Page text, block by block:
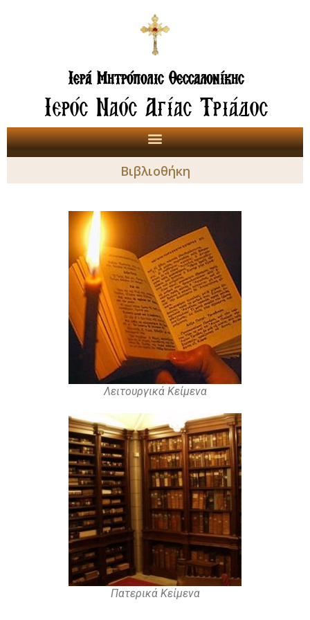
Ιερά Μητρόπολις Θεσσαλονίκης
Ιερός Ναός Αγίας Τριάδος
Βιβλιοθήκη
Λειτουργικά Κείμενα
Πατερικά Κείμενα